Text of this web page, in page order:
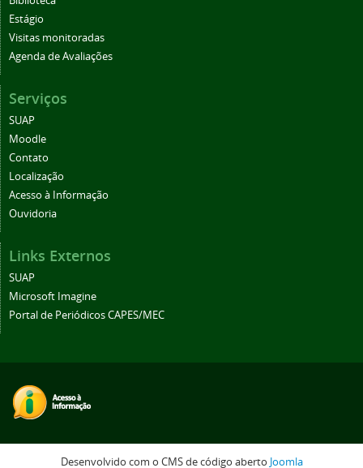
Estágio
Visitas monitoradas
Agenda de Avaliações
Serviços
SUAP
Moodle
Contato
Localização
Acesso à Informação
Ouvidoria
Links Externos
SUAP
Microsoft Imagine
Portal de Periódicos CAPES/MEC
Desenvolvido com o CMS de código aberto Joomla